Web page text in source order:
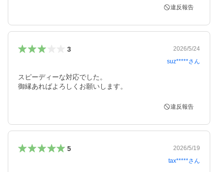
違反報告
3
2026/5/24
suz*****さん
スピーディーな対応でした。
御縁あればよろしくお願いします。
違反報告
5
2026/5/19
tax*****さん